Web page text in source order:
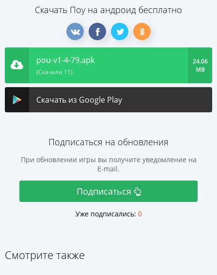
Скачать Поу на андроид бесплатно
pou-v1-4-79.apk
(Скачали 11)
24.06
MB
Скачать из Google Play
Подписаться на обновления
При обновлении игры вы получите уведомление на
E-mail.
Подписаться
Уже подписались: 0
Смотрите также